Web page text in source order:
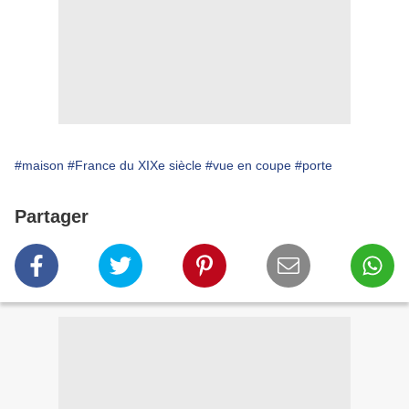
#maison #France du XIXe siècle #vue en coupe #porte
Partager